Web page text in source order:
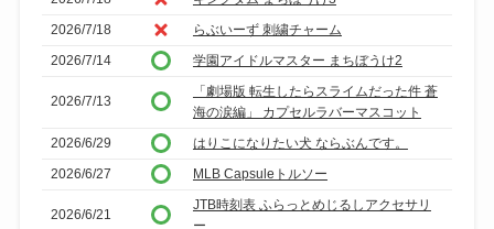
2026/7/18
らぶいーず 刺繍チャーム
2026/7/14
学園アイドルマスター まちぼうけ2
2026/7/13
「劇場版 転生したらスライムだった件 蒼
海の涙編」 カプセルラバーマスコット
2026/6/29
はりこになりたい犬 ならぶんです。
2026/6/27
MLB Capsuleトルソー
2026/6/21
JTB時刻表 ふらっとめじるしアクセサリ
ー